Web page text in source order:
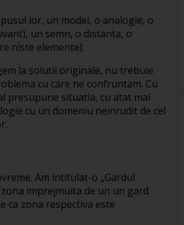
lor, un model, o analogie, o
un semn, o distanta, o
niste elemente).
la solutii originale, nu trebuie
cu care ne confruntam. Cu
presupune situatia, cu atat mai
cu un domeniu neinrudit de cel
Am intitulat-o „Gardul
imprejmuita de un un gard
ca zona respectiva este